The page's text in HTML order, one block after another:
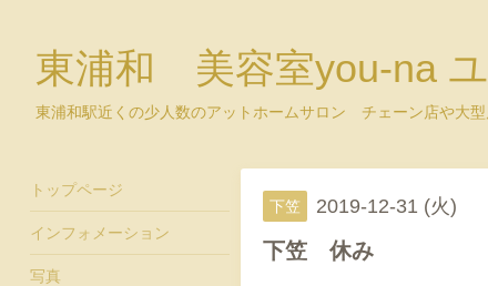
東浦和 美容室you-na
東浦和駅近くの少人数のアットホームサロン チェーン店や大
下笠 2019-12-31 (火)
下笠 休み
トップページ
インフォメーション
写真